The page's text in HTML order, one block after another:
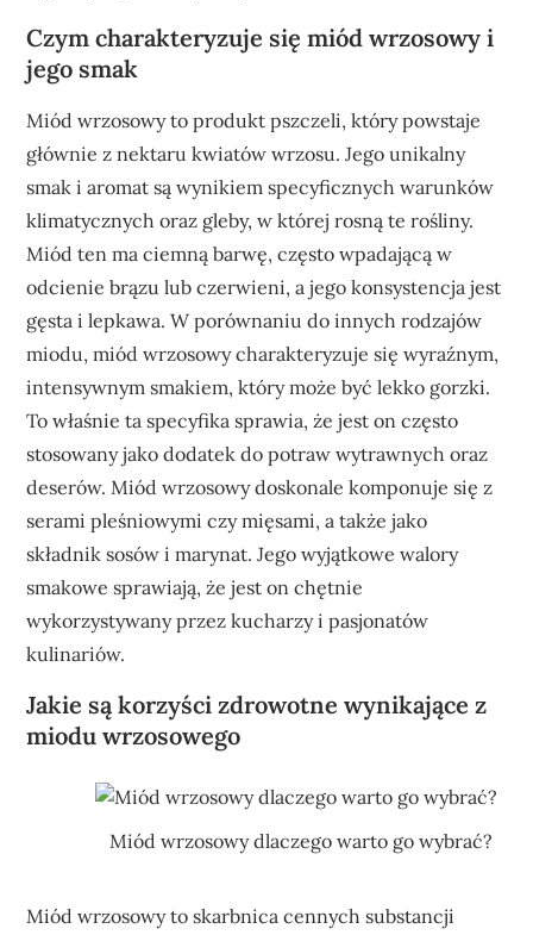
Czym charakteryzuje się miód wrzosowy i
jego smak
Miód wrzosowy to produkt pszczeli, który powstaje
głównie z nektaru kwiatów wrzosu. Jego unikalny
smak i aromat są wynikiem specyficznych warunków
klimatycznych oraz gleby, w której rosną te rośliny.
Miód ten ma ciemną barwę, często wpadającą w
odcienie brązu lub czerwieni, a jego konsystencja jest
gęsta i lepkawa. W porównaniu do innych rodzajów
miodu, miód wrzosowy charakteryzuje się wyraźnym,
intensywnym smakiem, który może być lekko gorzki.
To właśnie ta specyfika sprawia, że jest on często
stosowany jako dodatek do potraw wytrawnych oraz
deserów. Miód wrzosowy doskonale komponuje się z
serami pleśniowymi czy mięsami, a także jako
składnik sosów i marynat. Jego wyjątkowe walory
smakowe sprawiają, że jest on chętnie
wykorzystywany przez kucharzy i pasjonatów
kulinariów.
Jakie są korzyści zdrowotne wynikające z
miodu wrzosowego
Miód wrzosowy dlaczego warto go wybrać?
Miód wrzosowy to skarbnica cennych substancji